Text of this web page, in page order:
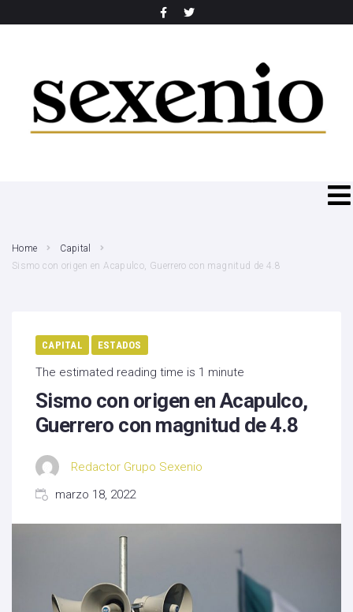
Home
Capital
Sismo con origen en Acapulco, Guerrero con magnitud de 4.8
CAPITAL ESTADOS
The estimated reading time is 1 minute
Sismo con origen en Acapulco,
Guerrero con magnitud de 4.8
Redactor Grupo Sexenio
marzo 18, 2022
SEARCH THIS WEBSITE